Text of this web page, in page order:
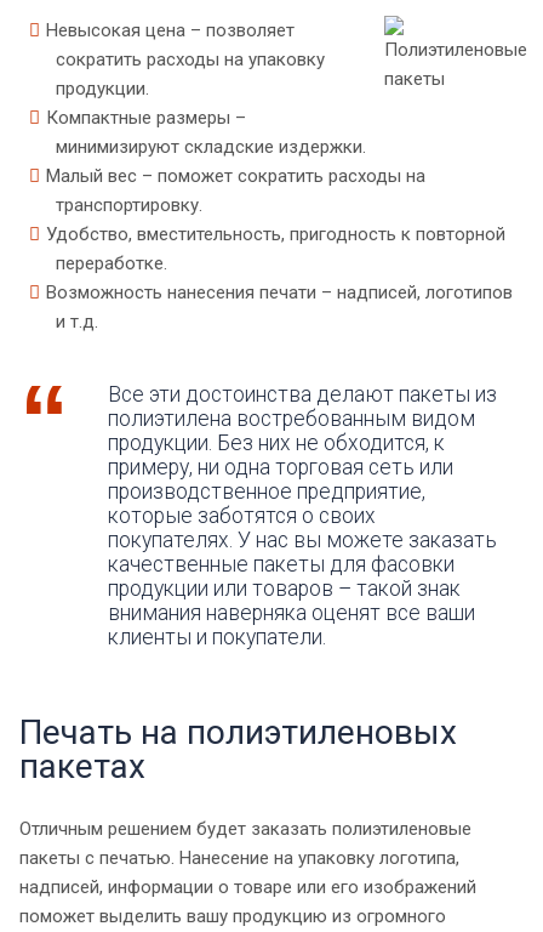
Невысокая цена – позволяет
сократить расходы на упаковку
продукции.
Компактные размеры –
минимизируют складские издержки.
Малый вес – поможет сократить расходы на
транспортировку.
Удобство, вместительность, пригодность к повторной
переработке.
Возможность нанесения печати – надписей, логотипов
и т.д.
Все эти достоинства делают пакеты из
полиэтилена востребованным видом
продукции. Без них не обходится, к
примеру, ни одна торговая сеть или
производственное предприятие,
которые заботятся о своих
покупателях. У нас вы можете заказать
качественные пакеты для фасовки
продукции или товаров – такой знак
внимания наверняка оценят все ваши
клиенты и покупатели.
Печать на полиэтиленовых
пакетах
Отличным решением будет заказать полиэтиленовые
пакеты с печатью. Нанесение на упаковку логотипа,
надписей, информации о товаре или его изображений
поможет выделить вашу продукцию из огромного